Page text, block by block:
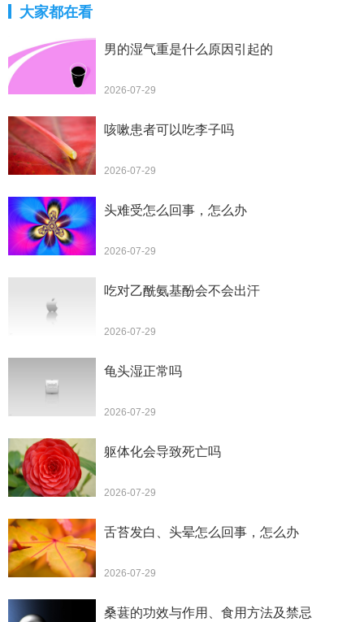
大家都在看
男的湿气重是什么原因引起的
2026-07-29
咳嗽患者可以吃李子吗
2026-07-29
头难受怎么回事，怎么办
2026-07-29
吃对乙酰氨基酚会不会出汗
2026-07-29
龟头湿正常吗
2026-07-29
躯体化会导致死亡吗
2026-07-29
舌苔发白、头晕怎么回事，怎么办
2026-07-29
桑葚的功效与作用、食用方法及禁忌